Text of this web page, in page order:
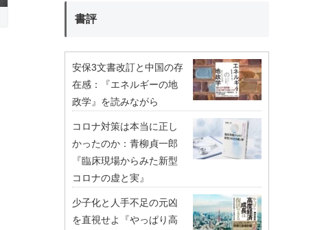
書評
安保3文書改訂と中国の存
在感：『エネルギーの地
政学』を読みながら
コロナ対策は本当に正し
かったのか：青柳貞一郎
『臨床現場からみた新型
コロナの虚と実』
少子化と人手不足の元凶
を直視せよ『やっぱり高